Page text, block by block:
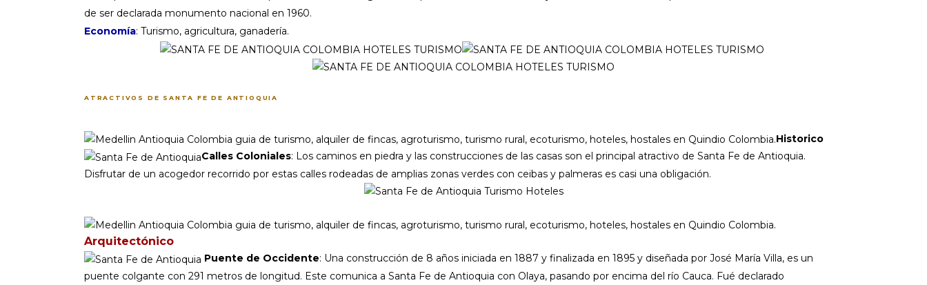
de ser declarada monumento nacional en 1960.
Economía: Turismo, agricultura, ganadería.
ATRACTIVOS DE SANTA FE DE ANTIOQUIA
Historico
Calles Coloniales: Los caminos en piedra y las construcciones de las casas son el principal atractivo de Santa Fe de Antioquia.
Disfrutar de un acogedor recorrido por estas calles rodeadas de amplias zonas verdes con ceibas y palmeras es casi una obligación.
Arquitectónico
Puente de Occidente: Una construcción de 8 años iniciada en 1887 y finalizada en 1895 y diseñada por José María Villa, es un
puente colgante con 291 metros de longitud. Este comunica a Santa Fe de Antioquia con Olaya, pasando por encima del río Cauca. Fué declarado